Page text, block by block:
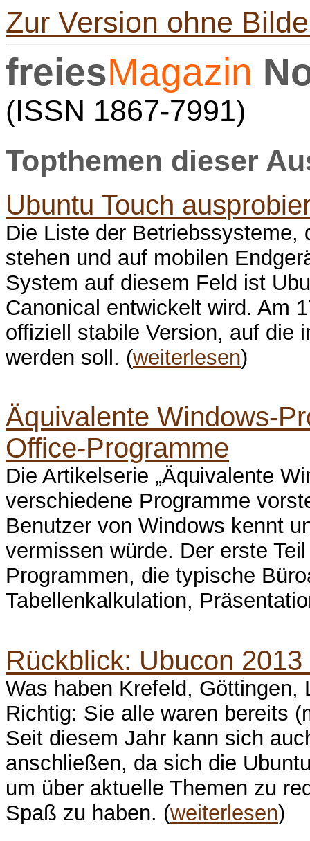
Zur Version ohne
freiesMagazin
(ISSN 1867-7991)
Topthemen dieser
Ubuntu Touch
Die Liste der Betriebssysteme,
stehen und auf mobilen
System auf diesem Feld ist
Canonical entwickelt wird. Am
offiziell stabile Version, auf die
werden soll. (weiterlesen)
Äquivalente Windows-
Office-Programme
Die Artikelserie „Äquivalente
verschiedene Programme
Benutzer von Windows kennt
vermissen würde. Der erste
Programmen, die typische
Tabellenkalkulation,
Rückblick: Ubucon
Was haben Krefeld,
Richtig: Sie alle waren bereits
Seit diesem Jahr kann sich
anschließen, da sich die
um über aktuelle Themen zu
Spaß zu haben. (weiterlesen)